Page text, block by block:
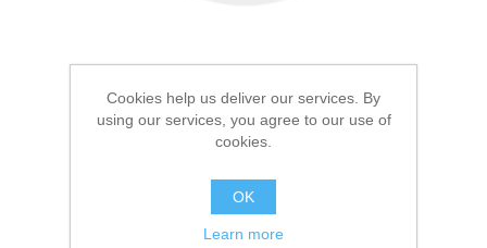
Аксессуары для лодок
Пули для пневматики
круглые Borner Gold
Большие
Cookies help us deliver our services. By
using our services, you agree to our use of
cookies.
OK
Learn more